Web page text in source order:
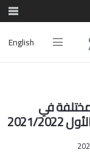
English
في
2022